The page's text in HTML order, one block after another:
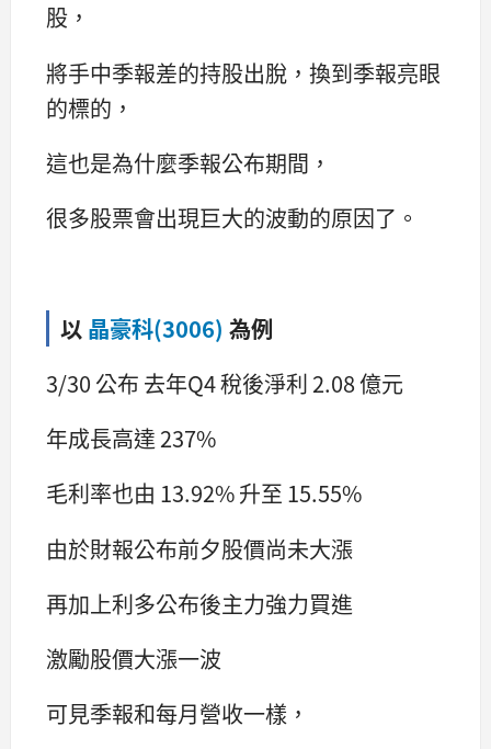
股，
將手中季報差的持股出脫，換到季報亮眼
的標的，
這也是為什麼季報公布期間，
很多股票會出現巨大的波動的原因了。
以 晶豪科(3006) 為例
3/30 公布 去年Q4 稅後淨利 2.08 億元
年成長高達 237%
毛利率也由 13.92% 升至 15.55%
由於財報公布前夕股價尚未大漲
再加上利多公布後主力強力買進
激勵股價大漲一波
可見季報和每月營收一樣，